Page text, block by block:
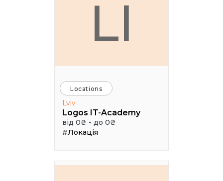
LI
Locations
Lviv
Logos IT-Academy
від 0₴ - до 0₴
#Локація